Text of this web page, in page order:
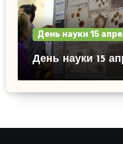
День науки 15
День науки 15